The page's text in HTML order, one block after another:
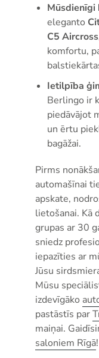
Mūsdienīgi
eleganto
C5 Aircross
komfortu,
Ietilpība
Berlingo ir
piedāvājot
un ērtu
bagāžai.
Pirms
automašīnai
apskate,
lietošanai. Kā
grupas ar 30
sniedz
iepazīties ar
Jūsu
Mūsu
izdevīgāko
pastāstīs par
maiņai.
saloniem Rīgā!